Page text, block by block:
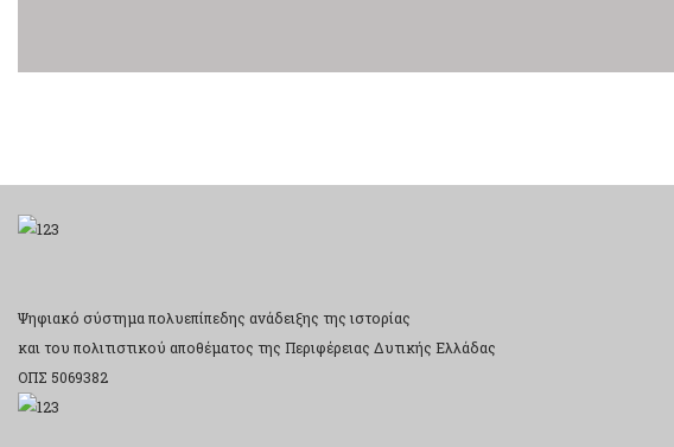
Ψηφιακό σύστημα πολυεπίπεδης ανάδειξης της ιστορίας
και του πολιτιστικού αποθέματος της Περιφέρειας Δυτικής Ελλάδας
ΟΠΣ 5069382